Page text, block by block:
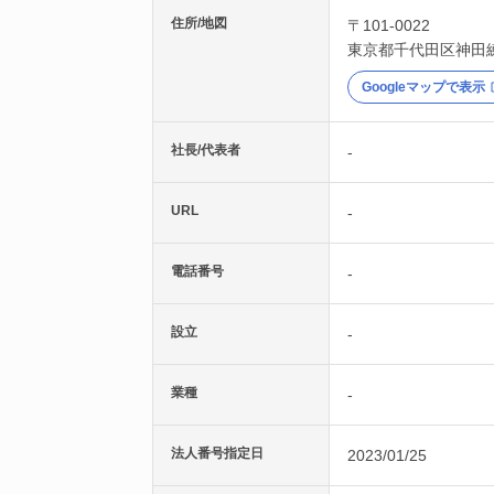
住所/地図
〒101-0022
東京都千代田区神田
Googleマップで表示
社長/代表者 -
URL -
電話番号 -
設立 -
業種 -
法人番号指定日 2023/01/25